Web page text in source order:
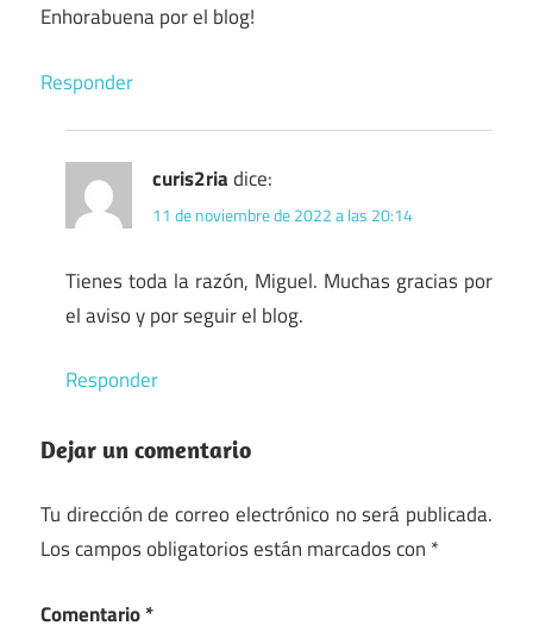
Enhorabuena por el blog!
Responder
curis2ria dice:
11 de noviembre de 2022 a las 20:14
Tienes toda la razón, Miguel. Muchas gracias por
el aviso y por seguir el blog.
Responder
Dejar un comentario
Tu dirección de correo electrónico no será publicada.
Los campos obligatorios están marcados con *
Comentario*